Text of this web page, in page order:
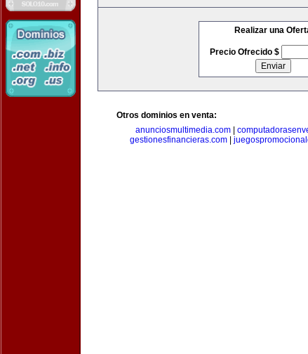
Realizar una
Precio Ofrecido $
Otros dominios en venta:
anunciosmultimedia.com
gestionesfinancieras.com